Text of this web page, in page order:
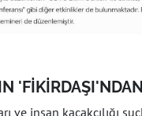
ve insan kaçakçılığı